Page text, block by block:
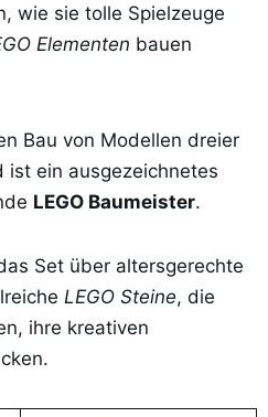
wie sie tolle Spielzeuge
Elementen bauen
Bau von Modellen dreier
ist ein ausgezeichnetes
LEGO Baumeister.
Set über altersgerechte
LEGO Steine, die
ihre kreativen